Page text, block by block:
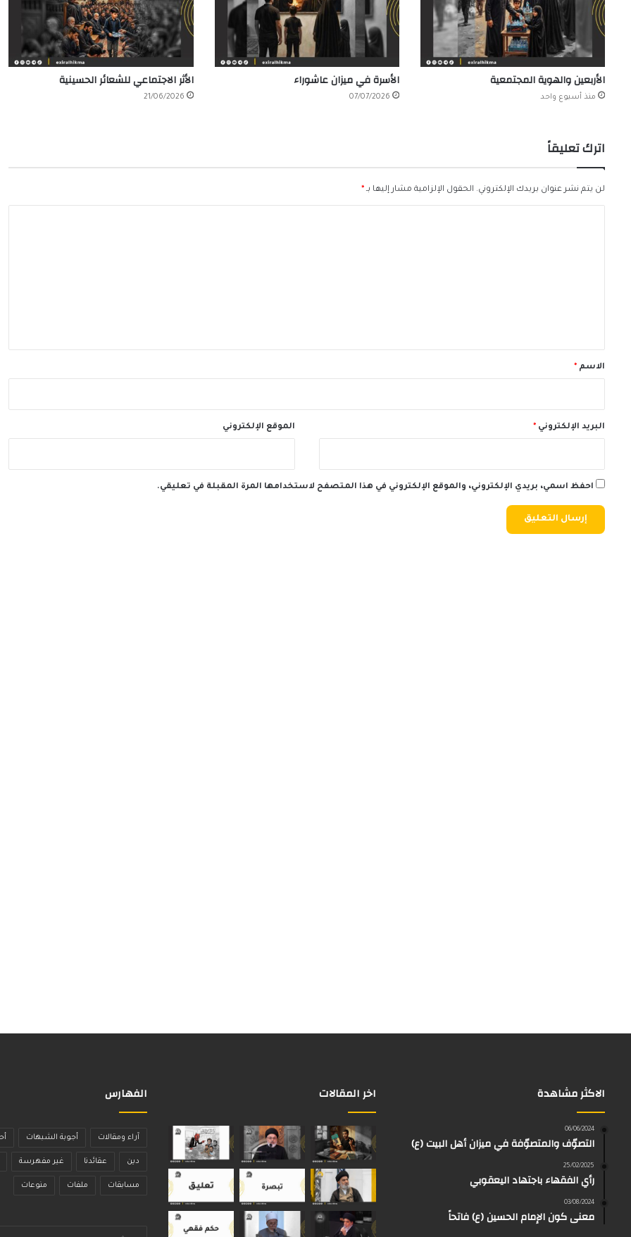
الأربعين والهوية المجتمعية
منذ أسبوع واحد
الأسرة في ميزان عاشوراء
07/07/2026
الأثر الاجتماعي للشعائر الحسينية
21/06/2026
اترك تعليقاً
لن يتم نشر عنوان بريدك الإلكتروني. الحقول الإلزامية مشار إليها بـ *
*الاسم *
البريد الإلكتروني * الموقع الإلكتروني
احفظ اسمي، بريدي الإلكتروني، والموقع الإلكتروني في هذا المتصفح لاستخدامها المرة المقبلة في تعليقي.
الاكثر مشاهدة
06/06/2024
التصوّف والمتصوّفة في ميزان أهل البيت (ع)
25/02/2025
رأي الفقهاء باجتهاد اليعقوبي
03/08/2024
معنى كون الإمام الحسين (ع) فاتحاً
اخر المقالات الفهارس
آراء ومقالات أجوبة الشبهات
دين عقائدنا غير مفهرسة
مسابقات ملفات منوعات